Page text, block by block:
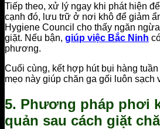
Tiếp theo, xử lý ngay khi phát hiện
cạnh đó, lưu trữ ở nơi khô để giảm
Hygiene Council cho thấy ngăn
giặt. Nếu bận, giúp việc Bắc Ninh
phương.
Cuối cùng, kết hợp hút bụi hàng
mẹo này giúp chăn ga gối luôn sạch
5. Phương pháp phơi
quản sau cách giặt